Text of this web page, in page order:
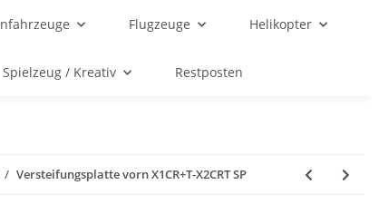
Flugzeuge Helikopter
Spielzeug / Kreativ Restposten
Versteifungsplatte vorn X1CR+T-X2CRT SP